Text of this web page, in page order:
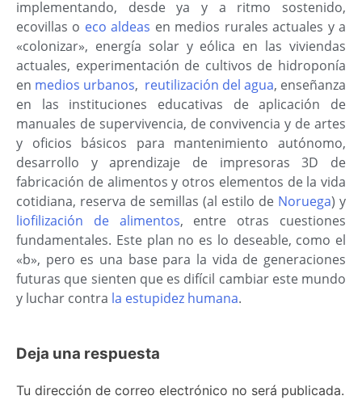
implementando, desde ya y a ritmo sostenido,
ecovillas o eco aldeas en medios rurales actuales y a
«colonizar», energía solar y eólica en las viviendas
actuales, experimentación de cultivos de hidroponía
en medios urbanos, reutilización del agua, enseñanza
en las instituciones educativas de aplicación de
manuales de supervivencia, de convivencia y de artes
y oficios básicos para mantenimiento autónomo,
desarrollo y aprendizaje de impresoras 3D de
fabricación de alimentos y otros elementos de la vida
cotidiana, reserva de semillas (al estilo de Noruega) y
liofilización de alimentos, entre otras cuestiones
fundamentales. Este plan no es lo deseable, como el
«b», pero es una base para la vida de generaciones
futuras que sienten que es difícil cambiar este mundo
y luchar contra la estupidez humana.
Deja una respuesta
Tu dirección de correo electrónico no será publicada.